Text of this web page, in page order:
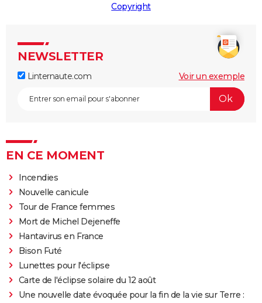
Copyright
NEWSLETTER
Linternaute.com Voir un exemple
EN CE MOMENT
Incendies
Nouvelle canicule
Tour de France femmes
Mort de Michel Dejeneffe
Hantavirus en France
Bison Futé
Lunettes pour l'éclipse
Carte de l'éclipse solaire du 12 août
Une nouvelle date évoquée pour la fin de la vie sur Terre :